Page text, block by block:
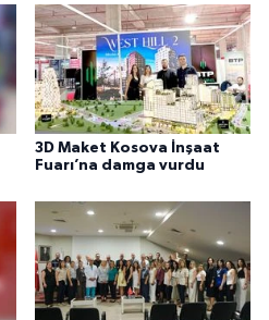
3D Maket Kosova İnşaat
Fuarı’na damga vurdu